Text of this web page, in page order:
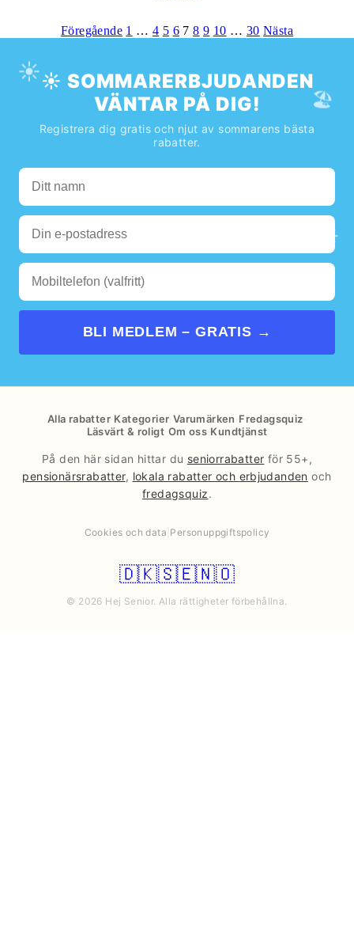
Föregående 1 … 4 5 6 7 8 9 10 … 30 Nästa
☀️
🏖️
🌊
☀️
☀️ SOMMARERBJUDANDEN
VÄNTAR PÅ DIG!
Registrera dig gratis och njut av sommarens bästa
rabatter.
BLI MEDLEM – GRATIS →
Alla rabatter·Kategorier·Varumärken·Fredagsquiz·
Läsvärt & roligt·Om oss·Kundtjänst
På den här sidan hittar du seniorrabatter för 55+,
pensionärsrabatter, lokala rabatter och erbjudanden och
fredagsquiz.
Cookies och data Personuppgiftspolicy
🇩🇰🇸🇪🇳🇴
© 2026 Hej Senior. Alla rättigheter förbehållna.